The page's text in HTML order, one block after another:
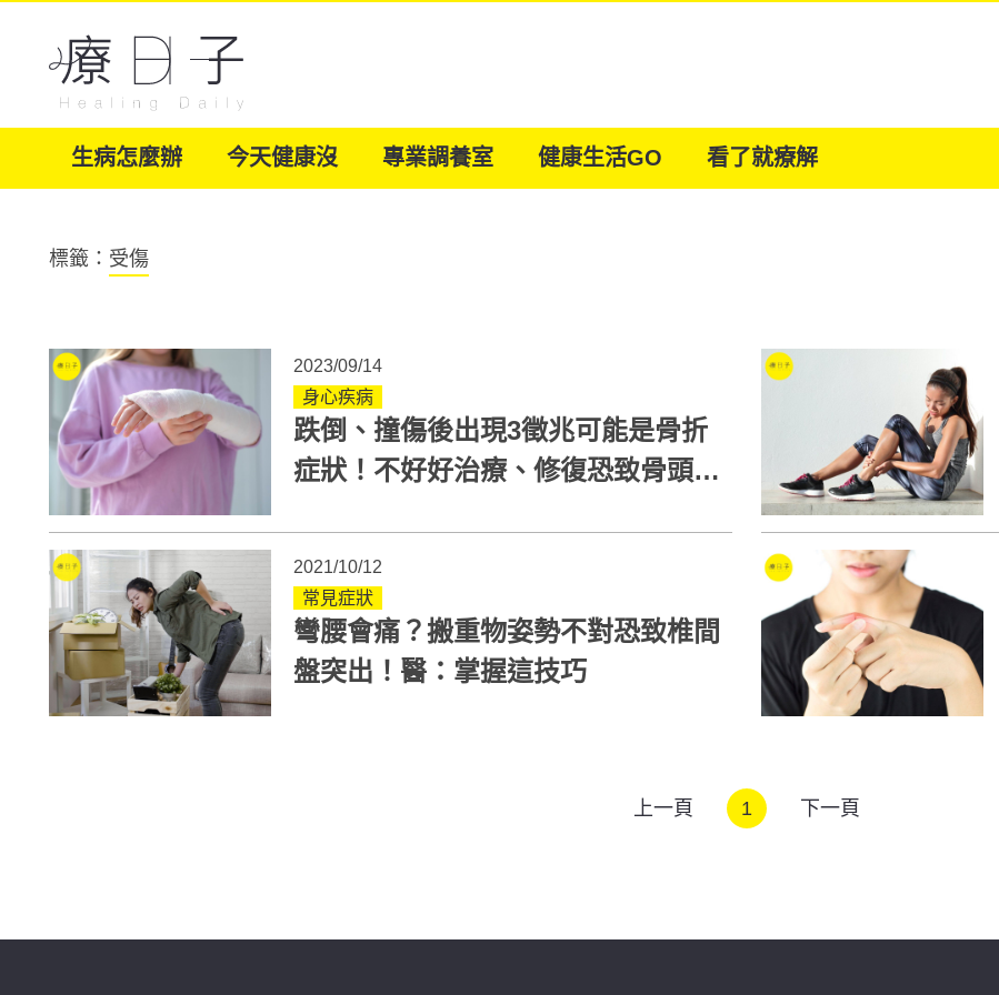
生病怎麼辦 今天健康沒 專業調養室 健康生活GO 看了就療解
標籤： 受傷
2023/09/14
身心疾病
跌倒、撞傷後出現3徵兆可能是骨折
症狀！不好好治療、修復恐致骨頭錯
2021/10/12
常見症狀
彎腰會痛？搬重物姿勢不對恐致椎間
盤突出！醫：掌握這技巧
上一頁 1 下一頁